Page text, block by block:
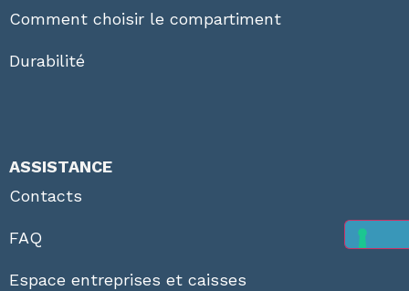
Comment choisir le compartiment
Durabilité
ASSISTANCE
Contacts
FAQ
Espace entreprises et caisses